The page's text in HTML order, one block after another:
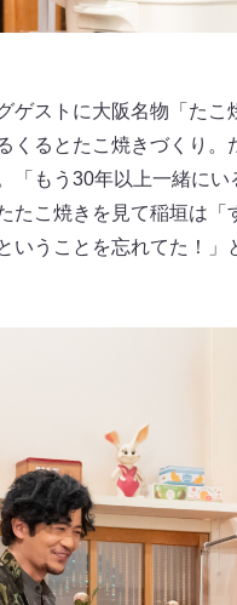
ゲストに大阪名物「た
くるとたこ焼きづくり
「もう30年以上一緒に
たこ焼きを見て稲垣は
いうことを忘れてた！